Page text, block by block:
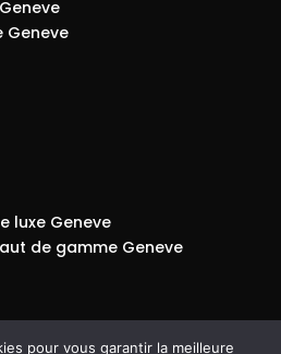
Geneve
luxe Geneve
de gamme Geneve
pour vous garantir la meilleure